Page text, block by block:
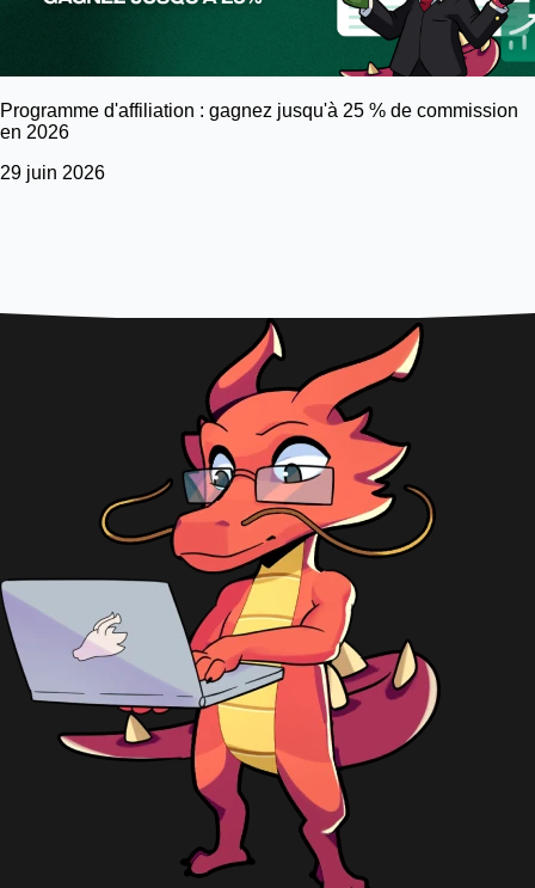
Programme d'affiliation : gagnez jusqu'à 25 % de commission
en 2026
29 juin 2026